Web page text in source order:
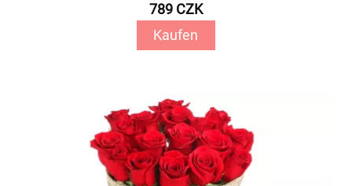
789 CZK
Kaufen